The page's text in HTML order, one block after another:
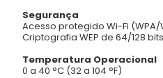
Segurança
Acesso protegido Wi-Fi (WPA/
Criptografia WEP de 64/128 bits
Temperatura Operacional
0 a 40 °C (32 a 104 °F)